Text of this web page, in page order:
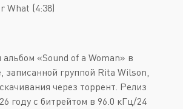
What (4:38)
«Sound of a Woman» в
записанной группой Rita Wilson,
через торрент. Релиз
году с битрейтом в 96.0 кГц/24